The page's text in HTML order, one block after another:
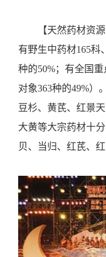
【天然药材资源
有野生中药材165科
种的50%；有全国
对象363种的49%）
豆杉、黄芪、红景
大黄等大宗药材十
贝、当归、红芪、